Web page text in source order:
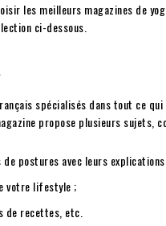
les meilleurs magazines de
ci-dessous.
spécialisés dans tout ce qui
propose plusieurs sujets,
de postures avec leurs
votre lifestyle ;
de recettes, etc.